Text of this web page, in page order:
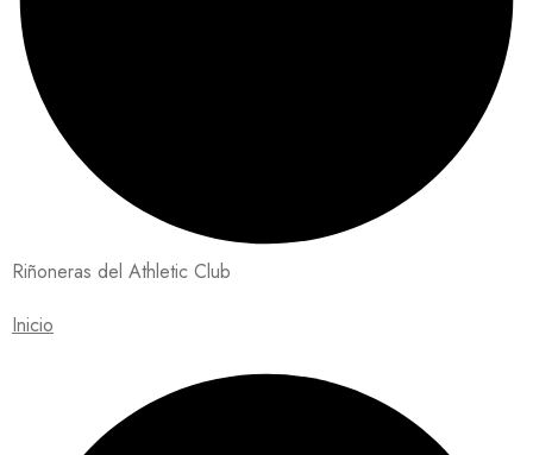
Riñoneras del Athletic Club
Inicio